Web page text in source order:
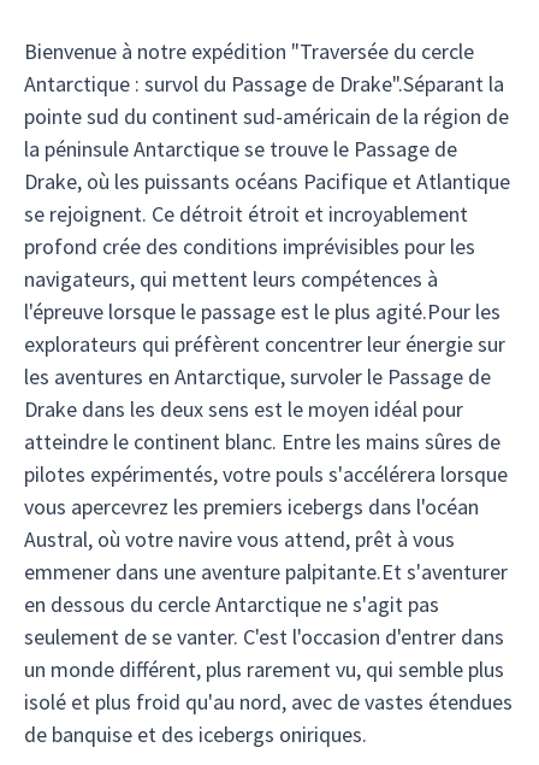
Bienvenue à notre expédition "Traversée du cercle
Antarctique : survol du Passage de Drake".Séparant la
pointe sud du continent sud-américain de la région de
la péninsule Antarctique se trouve le Passage de
Drake, où les puissants océans Pacifique et Atlantique
se rejoignent. Ce détroit étroit et incroyablement
profond crée des conditions imprévisibles pour les
navigateurs, qui mettent leurs compétences à
l'épreuve lorsque le passage est le plus agité.Pour les
explorateurs qui préfèrent concentrer leur énergie sur
les aventures en Antarctique, survoler le Passage de
Drake dans les deux sens est le moyen idéal pour
atteindre le continent blanc. Entre les mains sûres de
pilotes expérimentés, votre pouls s'accélérera lorsque
vous apercevrez les premiers icebergs dans l'océan
Austral, où votre navire vous attend, prêt à vous
emmener dans une aventure palpitante.Et s'aventurer
en dessous du cercle Antarctique ne s'agit pas
seulement de se vanter. C'est l'occasion d'entrer dans
un monde différent, plus rarement vu, qui semble plus
isolé et plus froid qu'au nord, avec de vastes étendues
de banquise et des icebergs oniriques.